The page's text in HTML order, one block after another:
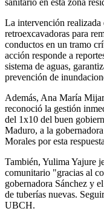
sanitario en esta zona
La intervención realizada
retroexcavadoras para
conductos en un tramo
acción responde a
sistema de aguas,
prevención de
Además, Ana María
reconoció la gestión
del 1x10 del buen
Maduro, a la
Morales por esta
También, Yulima Yajure
comunitario "gracias al
gobernadora Sánchez y
de tuberías nuevas.
UBCH.